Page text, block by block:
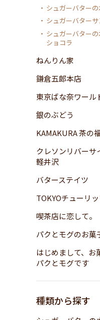
シュガーバター
シュガーバター
シュガーバター
ショコラ
ねんりん家
鎌倉五郎本店
東京ばな奈ワール
銀のぶどう
KAMAKURA 茶の
クレソンリバーサ
軽井沢
バターステイツ
TOKYOチューリ
喫茶店に恋して。
パクとモグのお菓
はじめまして、お
パクとモグです
種類から探す